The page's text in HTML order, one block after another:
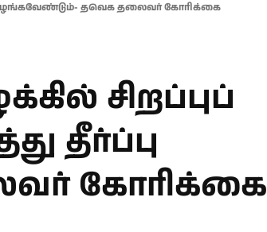
வழங்கவேண்டும்- தவெக தலைவர் கோரிக்கை
சிறப்புப்
தீர்ப்பு
கோரிக்கை